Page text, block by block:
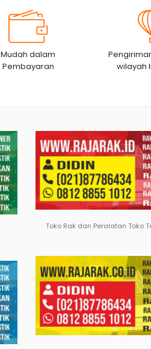
Mudah dalam
Pembayaran
wilayah
Toko Rak dan Peralatan Toko